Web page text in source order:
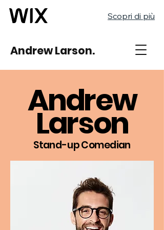
Scopri di più